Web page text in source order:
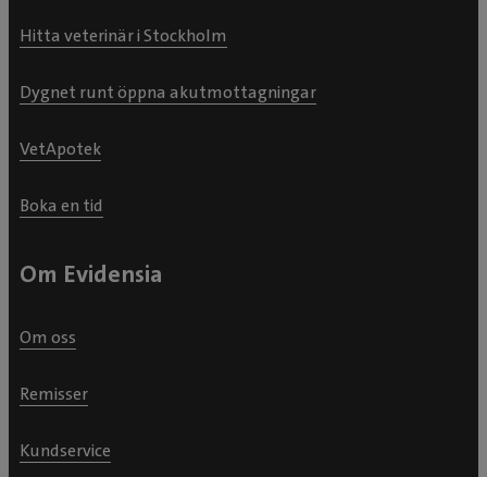
Hitta veterinär i Stockholm
Dygnet runt öppna akutmottagningar
VetApotek
Boka en tid
Om Evidensia
Om oss
Remisser
Kundservice